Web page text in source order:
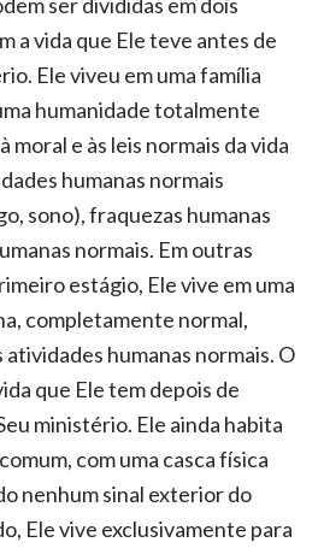
a vida que Ele teve antes de
Ele viveu em uma família
humanidade totalmente
moral e às leis normais da vida
humanas normais
sono), fraquezas humanas
normais. Em outras
estágio, Ele vive em uma
completamente normal,
atividades humanas normais. O
que Ele tem depois de
ministério. Ele ainda habita
com uma casca física
nenhum sinal exterior do
Ele vive exclusivamente para